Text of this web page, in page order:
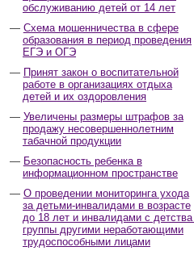
обслуживанию детей от 14 лет
Схема мошенничества в сфере
образования в период проведения
ЕГЭ и ОГЭ
Принят закон о воспитательной
работе в организациях отдыха
детей и их оздоровления
Увеличены размеры штрафов за
продажу несовершеннолетним
табачной продукции
Безопасность ребенка в
информационном пространстве
О проведении мониторинга ухода
за детьми-инвалидами в возрасте
до 18 лет и инвалидами с детства I
группы другими неработающими
трудоспособными лицами